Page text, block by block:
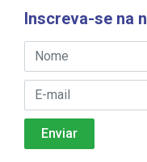
Inscreva-se na